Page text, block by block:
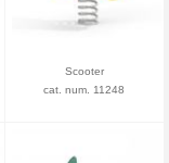
Scooter
cat. num. 11248